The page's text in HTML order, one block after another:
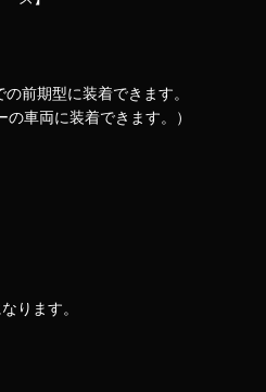
前期型に装着できます。
の車両に装着できます。）
ります。